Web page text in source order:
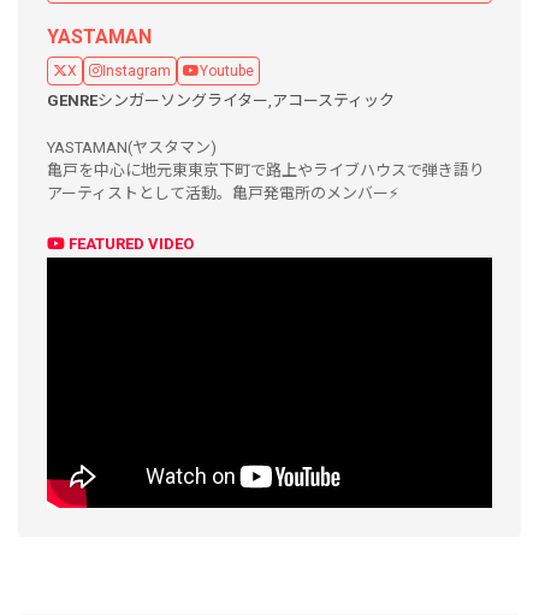
YASTAMAN
X Instagram Youtube
GENREシンガーソングライター,アコースティック
YASTAMAN(ヤスタマン)
亀戸を中心に地元東東京下町で路上やライブハウスで弾き語り
アーティストとして活動。亀戸発電所のメンバー⚡️
FEATURED VIDEO